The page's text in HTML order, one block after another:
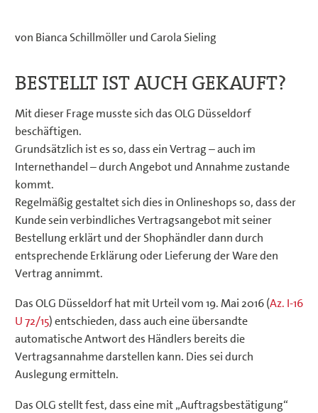
von Bianca Schillmöller und Carola Sieling
BESTELLT IST AUCH GEKAUFT?
Mit dieser Frage musste sich das OLG Düsseldorf
beschäftigen.
Grundsätzlich ist es so, dass ein Vertrag – auch im
Internethandel – durch Angebot und Annahme zustande
kommt.
Regelmäßig gestaltet sich dies in Onlineshops so, dass der
Kunde sein verbindliches Vertragsangebot mit seiner
Bestellung erklärt und der Shophändler dann durch
entsprechende Erklärung oder Lieferung der Ware den
Vertrag annimmt.
Das OLG Düsseldorf hat mit Urteil vom 19. Mai 2016 (Az. I-16
U 72/15) entschieden, dass auch eine übersandte
automatische Antwort des Händlers bereits die
Vertragsannahme darstellen kann. Dies sei durch
Auslegung ermitteln.
Das OLG stellt fest, dass eine mit „Auftragsbestätigung“